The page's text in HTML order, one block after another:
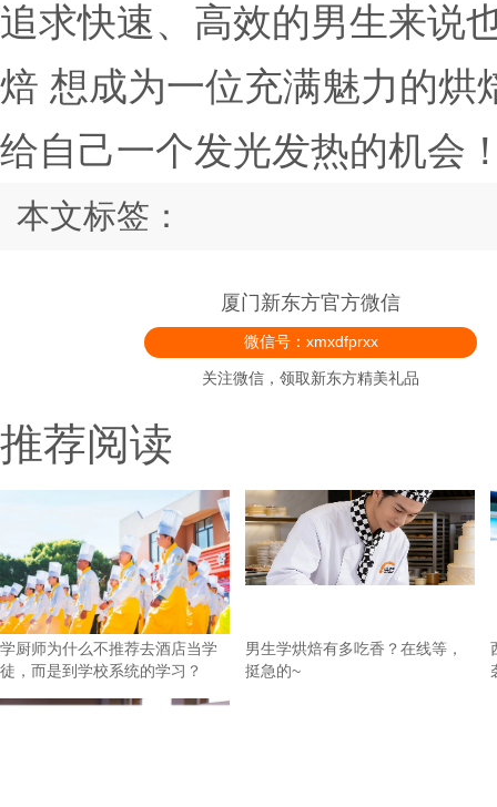
追求快速、高效的男生来说
焙 想成为一位充满魅力的烘
给自己一个发光发热的机会
本文标签：
厦门新东方官方微信
微信号：xmxdfprxx
关注微信，领取新东方精美礼品
推荐阅读
学厨师为什么不推荐去酒店当学
徒，而是到学校系统的学习？
男生学烘焙有多吃香？在线等，
挺急的~